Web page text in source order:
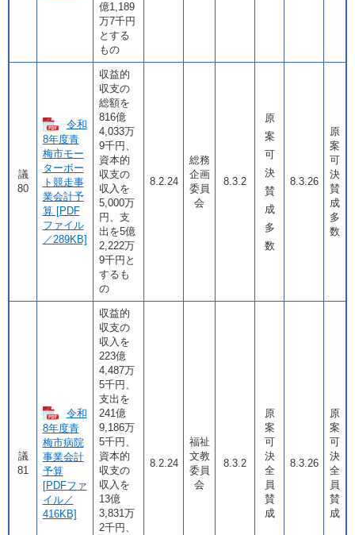
億1,189
万7千円
とする
もの
議
80
令和
8年度青
梅市モー
ターボー
ト競走事
業会計予
算 [PDF
ファイル
／289KB]
収益的
収支の
総額を
816億
4,033万
9千円、
資本的
収支の
収入を
5,000万
円、支
出を5億
2,222万
9千円と
するも
の
8.2.24
総務
企画
委員
会
8.3.2
原
案
可
決
賛
成
多
数
8.3.26
原
案
可
決
賛
成
多
数
議
81
令和
8年度青
梅市病院
事業会計
予算
[PDFファ
イル／
416KB]
収益的
収支の
収入を
223億
4,487万
5千円、
支出を
241億
9,186万
5千円、
資本的
収支の
収入を
13億
3,831万
2千円、
8.2.24
福祉
文教
委員
会
8.3.2
原
案
可
決
全
員
賛
成
8.3.26
原
案
可
決
全
員
賛
成